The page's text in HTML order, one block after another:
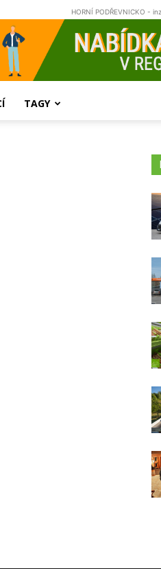
HORNÍ PODŘEVNICKO -
TAGY